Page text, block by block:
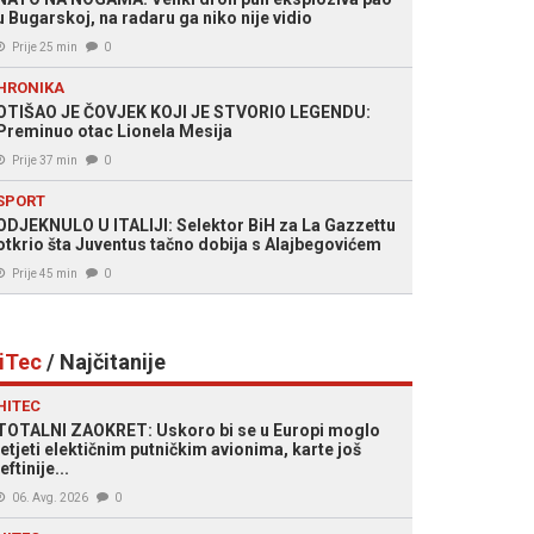
Bugarskoj, na radaru ga niko nije vidio
Prije 25 min 0
JE ČOVJEK KOJI JE STVORIO LEGENDU:
otac Lionela Mesija
Prije 37 min 0
U ITALIJI: Selektor BiH za La Gazzettu
šta Juventus tačno dobija s Alajbegovićem
Prije 45 min 0
/ Najčitanije
ZAOKRET: Uskoro bi se u Europi moglo
elektičnim putničkim avionima, karte još
06. Avg. 2026 0